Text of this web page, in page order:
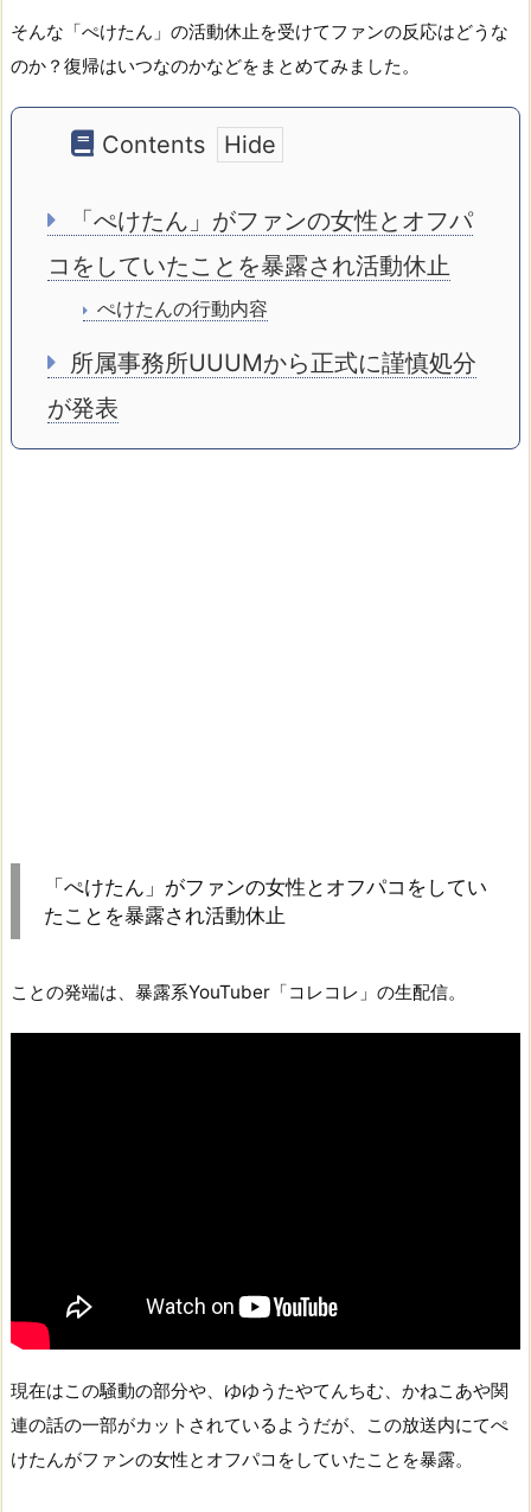
そんな「ぺけたん」の活動休止を受けてファンの反応はどうな
のか？復帰はいつなのかなどをまとめてみました。
Contents
「ぺけたん」がファンの女性とオフパ
コをしていたことを暴露され活動休止
ぺけたんの行動内容
所属事務所UUUMから正式に謹慎処分
が発表
「ぺけたん」がファンの女性とオフパコをしてい
たことを暴露され活動休止
ことの発端は、暴露系YouTuber「コレコレ」の生配信。
現在はこの騒動の部分や、ゆゆうたやてんちむ、かねこあや関
連の話の一部がカットされているようだが、この放送内にてぺ
けたんがファンの女性とオフパコをしていたことを暴露。